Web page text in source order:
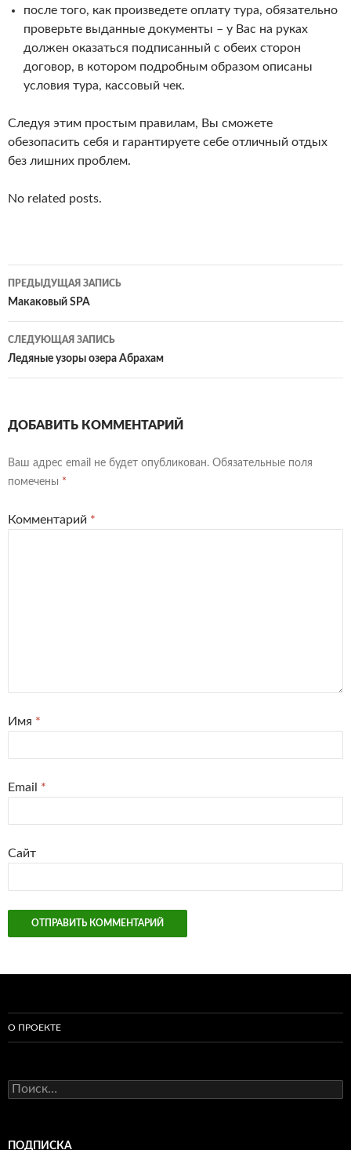
после того, как произведете оплату тура, обязательно
проверьте выданные документы – у Вас на руках
должен оказаться подписанный с обеих сторон
договор, в котором подробным образом описаны
условия тура, кассовый чек.
Следуя этим простым правилам, Вы сможете
обезопасить себя и гарантируете себе отличный отдых
без лишних проблем.
No related posts.
Навигация
по
записям
ПРЕДЫДУЩАЯ ЗАПИСЬ
Макаковый SPA
СЛЕДУЮЩАЯ ЗАПИСЬ
Ледяные узоры озера Абрахам
ДОБАВИТЬ КОММЕНТАРИЙ
Ваш адрес email не будет опубликован. Обязательные поля
помечены *
Комментарий *
Имя *
Email *
Сайт
О ПРОЕКТЕ
Найти:
ПОДПИСКА